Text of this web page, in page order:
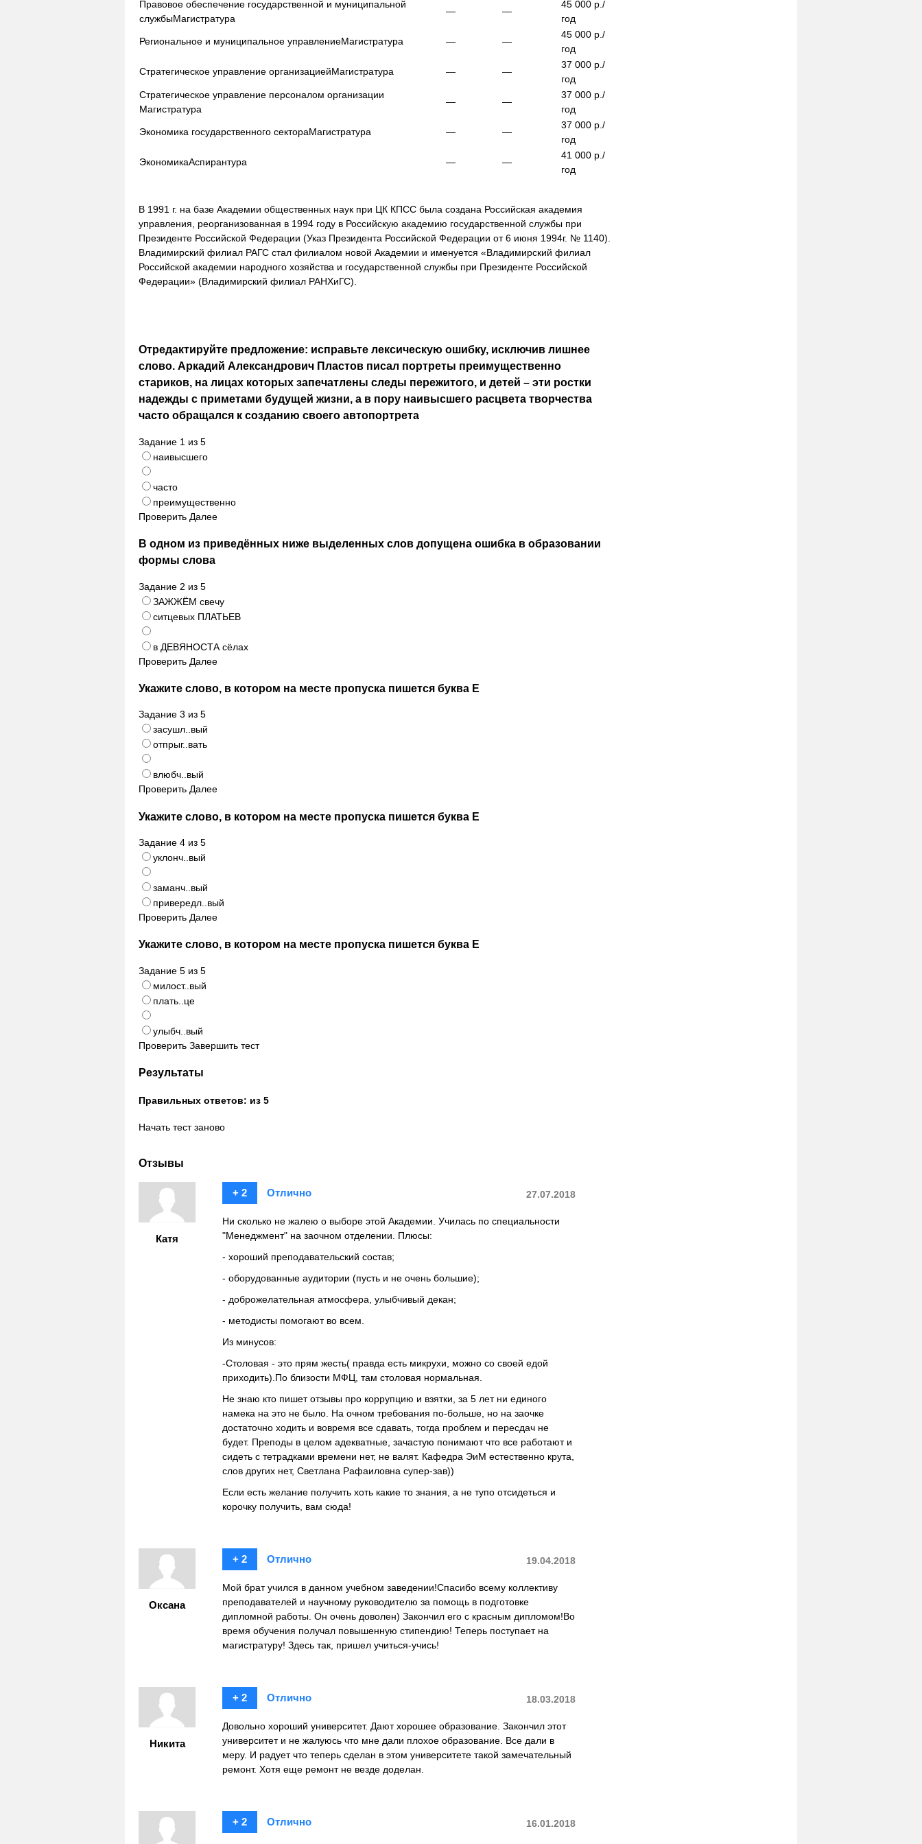
Правовое обеспечение государственной и муниципальной
службыМагистратура
— —
45 000 р./
год
Региональное и муниципальное управлениеМагистратура — —
45 000 р./
год
Стратегическое управление организациейМагистратура — —
37 000 р./
год
Стратегическое управление персоналом организации
Магистратура
— —
37 000 р./
год
Экономика государственного сектораМагистратура — —
37 000 р./
год
ЭкономикаАспирантура — —
41 000 р./
год
В 1991 г. на базе Академии общественных наук при ЦК КПСС была создана Российская академия
управления, реорганизованная в 1994 году в Российскую академию государственной службы при
Президенте Российской Федерации (Указ Президента Российской Федерации от 6 июня 1994г. № 1140).
Владимирский филиал РАГС стал филиалом новой Академии и именуется «Владимирский филиал
Российской академии народного хозяйства и государственной службы при Президенте Российской
Федерации» (Владимирский филиал РАНХиГС).
Отредактируйте предложение: исправьте лексическую ошибку, исключив лишнее
слово. Аркадий Александрович Пластов писал портреты преимущественно
стариков, на лицах которых запечатлены следы пережитого, и детей – эти ростки
надежды с приметами будущей жизни, а в пору наивысшего расцвета творчества
часто обращался к созданию своего автопортрета
Задание 1 из 5
наивысшего
часто
преимущественно
Проверить Далее
В одном из приведённых ниже выделенных слов допущена ошибка в образовании
формы слова
Задание 2 из 5
ЗАЖЖЁМ свечу
ситцевых ПЛАТЬЕВ
в ДЕВЯНОСТА сёлах
Проверить Далее
Укажите слово, в котором на месте пропуска пишется буква Е
Задание 3 из 5
засушл..вый
отпрыг..вать
влюбч..вый
Проверить Далее
Укажите слово, в котором на месте пропуска пишется буква Е
Задание 4 из 5
уклонч..вый
заманч..вый
привередл..вый
Проверить Далее
Укажите слово, в котором на месте пропуска пишется буква Е
Задание 5 из 5
милост..вый
плать..це
улыбч..вый
Проверить Завершить тест
Результаты
Правильных ответов: из 5
Начать тест заново
Отзывы
Катя
+ 2 Отлично 27.07.2018
Ни сколько не жалею о выборе этой Академии. Училась по специальности
"Менеджмент" на заочном отделении. Плюсы:
- хороший преподавательский состав;
- оборудованные аудитории (пусть и не очень большие);
- доброжелательная атмосфера, улыбчивый декан;
- методисты помогают во всем.
Из минусов:
-Столовая - это прям жесть( правда есть микрухи, можно со своей едой
приходить).По близости МФЦ, там столовая нормальная.
Не знаю кто пишет отзывы про коррупцию и взятки, за 5 лет ни единого
намека на это не было. На очном требования по-больше, но на заочке
достаточно ходить и вовремя все сдавать, тогда проблем и пересдач не
будет. Преподы в целом адекватные, зачастую понимают что все работают и
сидеть с тетрадками времени нет, не валят. Кафедра ЭиМ естественно крута,
слов других нет, Светлана Рафаиловна супер-зав))
Если есть желание получить хоть какие то знания, а не тупо отсидеться и
корочку получить, вам сюда!
Оксана
+ 2 Отлично 19.04.2018
Мой брат учился в данном учебном заведении!Спасибо всему коллективу
преподавателей и научному руководителю за помощь в подготовке
дипломной работы. Он очень доволен) Закончил его с красным дипломом!Во
время обучения получал повышенную стипендию! Теперь поступает на
магистратуру! Здесь так, пришел учиться-учись!
Никита
+ 2 Отлично 18.03.2018
Довольно хороший университет. Дают хорошее образование. Закончил этот
университет и не жалуюсь что мне дали плохое образование. Все дали в
меру. И радует что теперь сделан в этом университете такой замечательный
ремонт. Хотя еще ремонт не везде доделан.
+ 2 Отлично 16.01.2018